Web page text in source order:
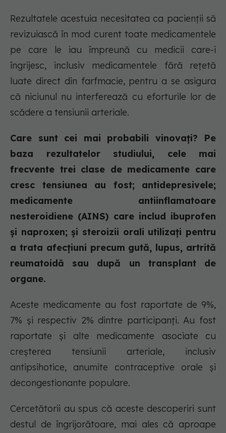
Rezultatele acestuia necesitatea ca pacienții să
revizuiască în mod curent toate medicamentele
pe care le iau împreună cu medicii care-i
îngrijesc, inclusiv medicamentele fără rețetă
luate direct din farfmacie, pentru a se asigura
că niciunul nu interferează cu eforturile lor de
scădere a tensiunii arteriale.
Care sunt cei mai probabili vinovați? Pe
baza rezultatelor studiului, cele mai
frecvente trei clase de medicamente care
cresc tensiunea au fost; antidepresivele;
medicamente antiinflamatoare
nesteroidiene (AINS) care includ ibuprofen
și naproxen; și steroizii orali utilizați pentru
a trata afecțiuni precum gută, lupus, artrită
reumatoidă sau după un transplant de
organe.
Aceste medicamente au fost raportate de 9%,
7% și respectiv 2% dintre participanți. Au fost
raportate și alte medicamente asociate cu
creșterea tensiunii arteriale, inclusiv
antipsihotice, anumite contraceptive orale și
decongestionante populare.
Cercetătorii au spus că aceste descoperiri sunt
destul de îngrijorătoare, mai ales că aproape